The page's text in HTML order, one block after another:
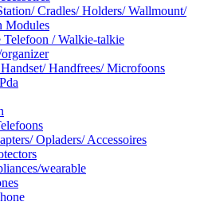
Cradles/ Holders/ Wallmount/
Modules
Telefoon / Walkie-talkie
Handfrees/ Microfoons
Opladers/ Accessoires
wearable